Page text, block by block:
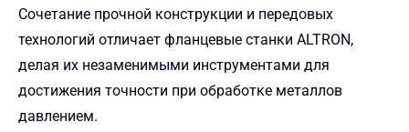
Сочетание прочной конструкции и передовых
технологий отличает фланцевые станки ALTRON,
делая их незаменимыми инструментами для
достижения точности при обработке металлов
давлением.